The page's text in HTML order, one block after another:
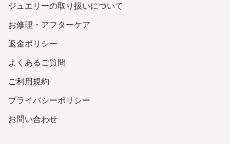
ジュエリーの取り扱いについて
お修理・アフターケア
返金ポリシー
よくあるご質問
ご利用規約
プライバシーポリシー
お問い合わせ